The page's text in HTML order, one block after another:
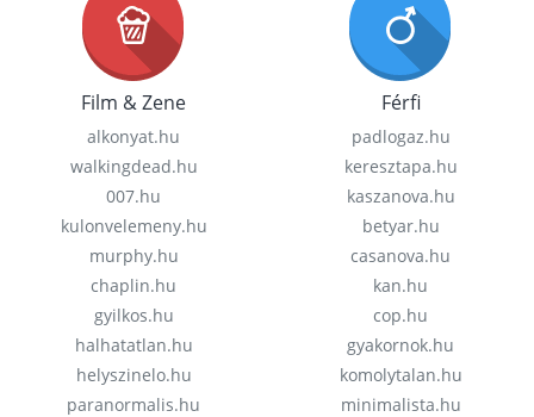
Film & Zene
alkonyat.hu
walkingdead.hu
007.hu
kulonvelemeny.hu
murphy.hu
chaplin.hu
gyilkos.hu
halhatatlan.hu
helyszinelo.hu
paranormalis.hu
Férfi
padlogaz.hu
keresztapa.hu
kaszanova.hu
betyar.hu
casanova.hu
kan.hu
cop.hu
gyakornok.hu
komolytalan.hu
minimalista.hu